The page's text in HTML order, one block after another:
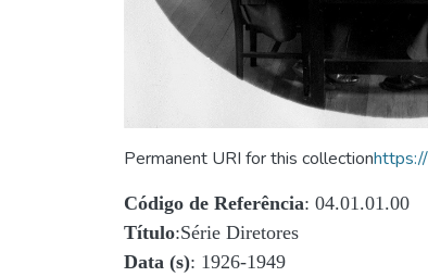
Permanent URI for this collection
Código de Referência: 04.01.01.00
Título:Série Diretores
Data (s): 1926-1949